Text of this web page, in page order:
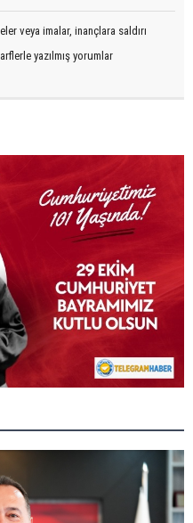
veya imalar, inançlara saldırı
yazılmış yorumlar